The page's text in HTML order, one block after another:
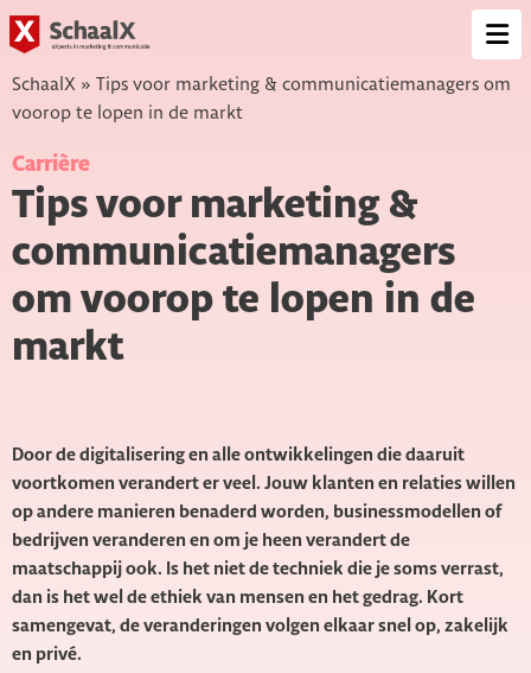
SchaalX »
Tips voor marketing & communicatiemanagers om
voorop te lopen in de markt
Carrière
Tips voor marketing &
communicatiemanagers
om voorop te lopen in de
markt
Door de digitalisering en alle ontwikkelingen die daaruit
voortkomen verandert er veel. Jouw klanten en relaties willen
op andere manieren benaderd worden, businessmodellen of
bedrijven veranderen en om je heen verandert de
maatschappij ook. Is het niet de techniek die je soms verrast,
dan is het wel de ethiek van mensen en het gedrag. Kort
samengevat, de veranderingen volgen elkaar snel op, zakelijk
en privé.